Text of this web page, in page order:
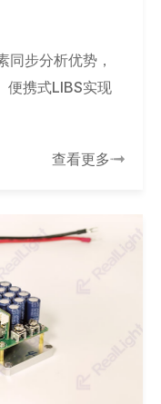
同步分析优势，
便携式LIBS实现
查看更多